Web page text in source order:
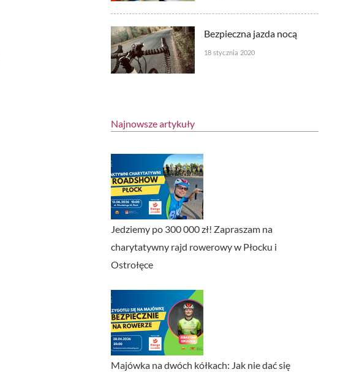
Bezpieczna jazda nocą
18 stycznia 2020
Najnowsze artykuły
Jedziemy po 300 000 zł! Zapraszam na
charytatywny rajd rowerowy w Płocku i
Ostrołęce
Majówka na dwóch kółkach: Jak nie dać się